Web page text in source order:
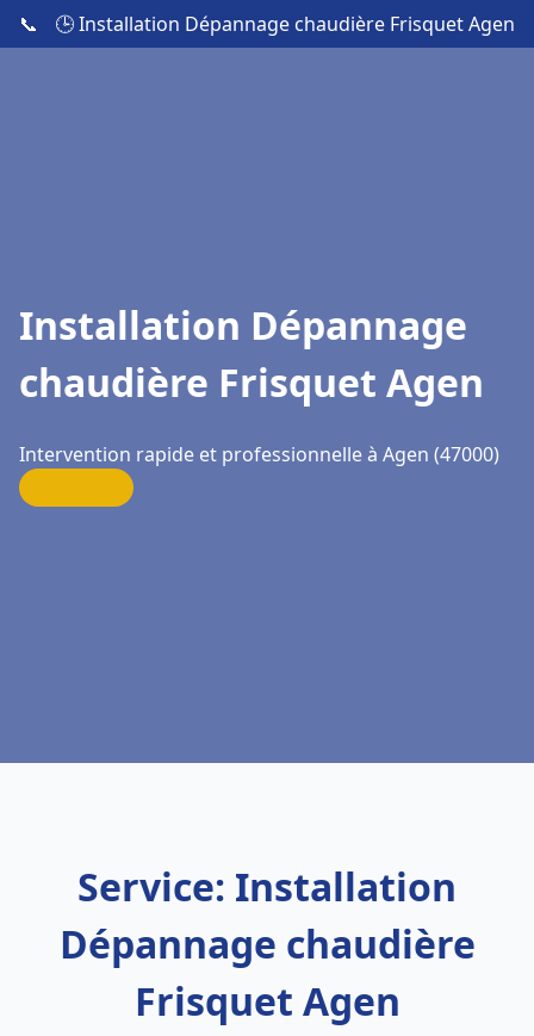
📞 🕒 Installation Dépannage chaudière Frisquet Agen
Installation Dépannage
chaudière Frisquet Agen
Intervention rapide et professionnelle à Agen (47000)
Service: Installation
Dépannage chaudière
Frisquet Agen